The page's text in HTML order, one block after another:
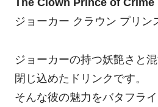
The Clown Prince of Crime
ジョーカー クラウン プリン
ジョーカーの持つ妖艶さと
閉じ込めたドリンクです。
そんな彼の魅力をバタフラ